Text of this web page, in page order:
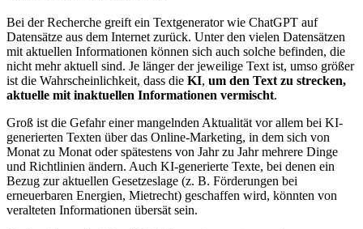
Bei der Recherche greift ein Textgenerator wie ChatGPT auf
Datensätze aus dem Internet zurück. Unter den vielen Datensätzen
mit aktuellen Informationen können sich auch solche befinden, die
nicht mehr aktuell sind. Je länger der jeweilige Text ist, umso größer
ist die Wahrscheinlichkeit, dass die KI, um den Text zu strecken,
aktuelle mit inaktuellen Informationen vermischt.
Groß ist die Gefahr einer mangelnden Aktualität vor allem bei KI-
generierten Texten über das Online-Marketing, in dem sich von
Monat zu Monat oder spätestens von Jahr zu Jahr mehrere Dinge
und Richtlinien ändern. Auch KI-generierte Texte, bei denen ein
Bezug zur aktuellen Gesetzeslage (z. B. Förderungen bei
erneuerbaren Energien, Mietrecht) geschaffen wird, könnten von
veralteten Informationen übersät sein.